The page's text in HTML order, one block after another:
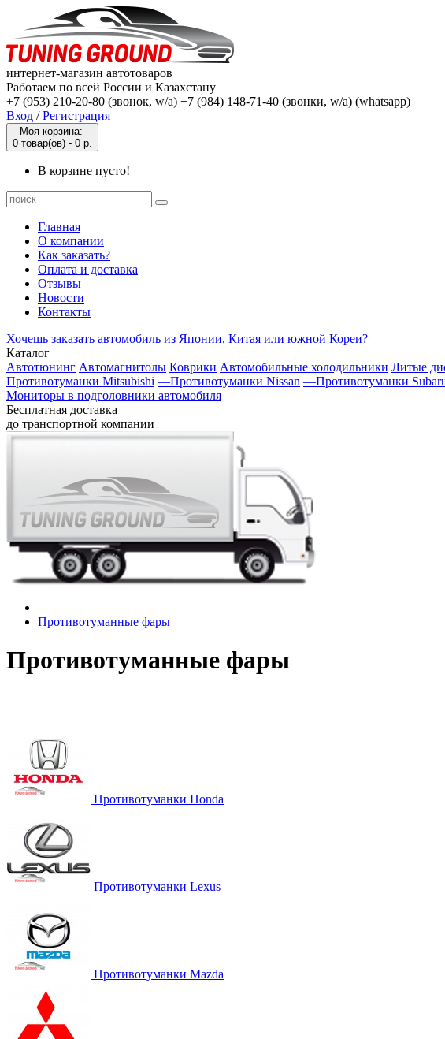
интернет-магазин автотоваров
Работаем по всей России и Казахстану
+7 (953) 210-20-80 (звонок, w/a) +7 (984) 148-71-40 (звонки, w/a) (whatsapp)
Вход /Регистрация
Моя корзина:
0 товар(ов) - 0 р.
В корзине пусто!
Главная
О компании
Как заказать?
Оплата и доставка
Отзывы
Новости
Контакты
Хочешь заказать автомобиль из Японии, Китая или южной Кореи?
Каталог
Автотюнинг Автомагнитолы Коврики Автомобильные холодильники Литые
Противотуманки Mitsubishi —Противотуманки Nissan —Противотуманки
Мониторы в подголовники автомобиля
Бесплатная доставка
до транспортной компании
Противотуманные фары
Противотуманные фары
Противотуманки Honda
Противотуманки Lexus
Противотуманки Mazda